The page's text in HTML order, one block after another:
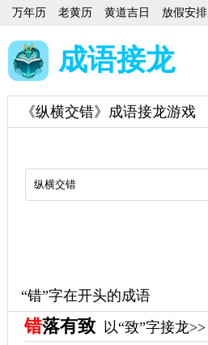
万年历 老黄历 黄道吉日 放假安排
成语接龙
《纵横交错》成语接龙游戏
“错”字在开头的成语
错落有致 以“致”字接龙>>